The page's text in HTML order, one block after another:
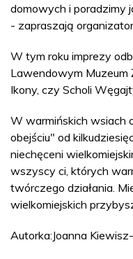
domowych i poradzimy
- zapraszają
W tym roku imprezy
Lawendowym Muzeum
Ikony, czy Scholi
W warmińskich wsiach
obejściu" od
niechęceni
wszyscy ci, których
twórczego działania.
wielkomiejskich
Autorka:Joanna